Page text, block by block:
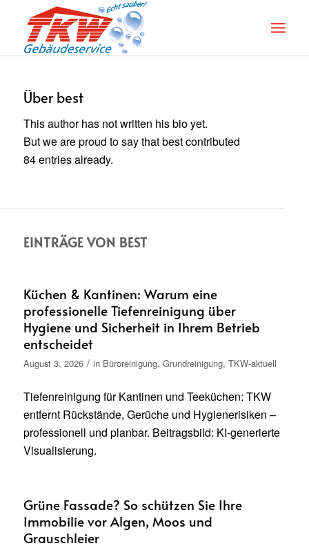
Über best
This author has not written his bio yet.
But we are proud to say thatbestcontributed
84 entries already.
EINTRÄGE VON BEST
Küchen & Kantinen: Warum eine
professionelle Tiefenreinigung über
Hygiene und Sicherheit in Ihrem Betrieb
entscheidet
August 3, 2026 / in Büroreinigung, Grundreinigung, TKW-aktuell
Tiefenreinigung für Kantinen und Teeküchen: TKW
entfernt Rückstände, Gerüche und Hygienerisiken –
professionell und planbar. Beitragsbild: KI-generierte
Visualisierung.
Grüne Fassade? So schützen Sie Ihre
Immobilie vor Algen, Moos und
Grauschleier